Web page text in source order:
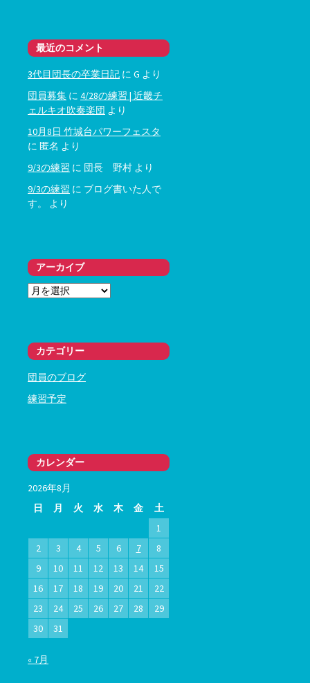
最近のコメント
3代目団長の卒業日記 に G より
団員募集 に 4/28の練習 | 近畿チ
ェルキオ吹奏楽団 より
10月8日 竹城台パワーフェスタ
に 匿名 より
9/3の練習 に 団長 野村 より
9/3の練習 に ブログ書いた人で
す。
より
アーカイブ
ア
ブ カテゴリー
団員のブログ
練習予定
カレンダー
2026年8月
日
月 火 水 木 金
土
1
2
3 4 5 6 7
8
9
10 11 12 13 14
15
16
17 18 19 20 21
22
23
24 25 26 27 28
29
30
31
« 7月